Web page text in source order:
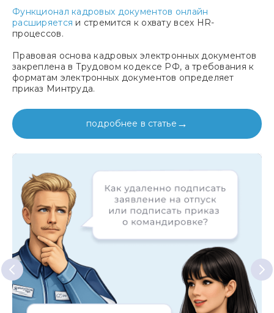
Функционал кадровых документов онлайн
расширяется и стремится к охвату всех HR-
процессов.
Правовая основа кадровых электронных документов
закреплена в Трудовом кодексе РФ, а требования к
форматам электронных документов определяет
приказ Минтруда.
подробнее в статье →